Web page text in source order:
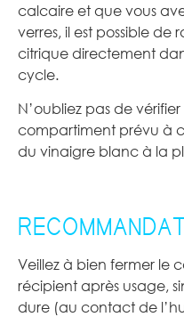
calcaire et que vous
verres, il est possible de
citrique directement
cycle.
N’oubliez pas de
compartiment prévu à
du vinaigre blanc à la
Veillez à bien fermer le
récipient après usage,
dure (au contact de